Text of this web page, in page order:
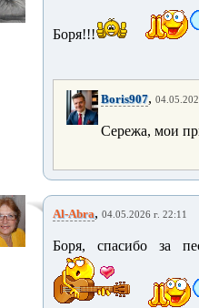
Боря!!!
Boris907,
Сережа, мои
Al-Abra, 04.05.2026 г. 22:11
Боря, спасибо за